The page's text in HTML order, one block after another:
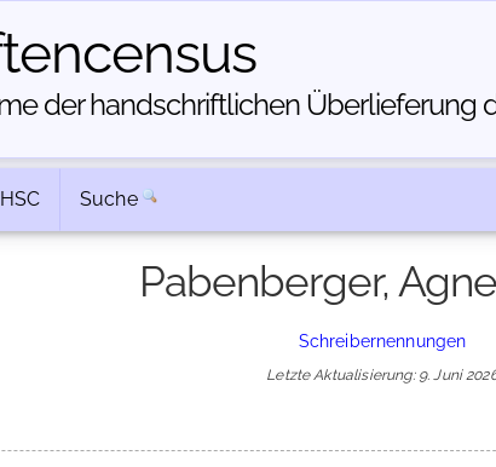
der handschriftlichen Über­lieferung
HSC Suche
Pabenberger,
Schreibernennungen
Letzte Aktualisierung: 9. Juni